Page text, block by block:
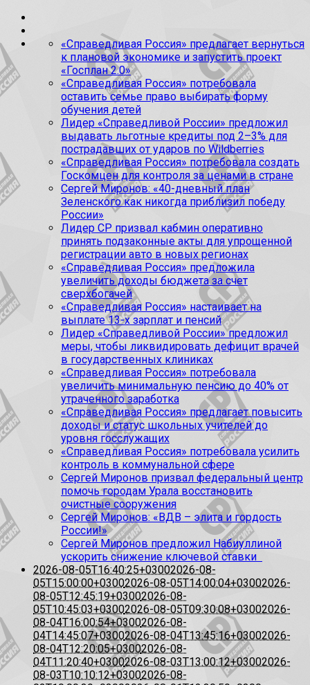
«Справедливая Россия» предлагает вернуться
к плановой экономике и запустить проект
«Госплан 2.0»
«Справедливая Россия» потребовала
оставить семье право выбирать форму
обучения детей
Лидер «Справедливой России» предложил
выдавать льготные кредиты под 2–3% для
пострадавших от ударов по Wildberries
«Справедливая Россия» потребовала создать
Госкомцен для контроля за ценами в стране
Сергей Миронов: «40-дневный план
Зеленского как никогда приблизил победу
России»
Лидер СР призвал кабмин оперативно
принять подзаконные акты для упрощенной
регистрации авто в новых регионах
«Справедливая Россия» предложила
увеличить доходы бюджета за счет
сверхбогачей
«Справедливая Россия» настаивает на
выплате 13-х зарплат и пенсий
Лидер «Справедливой России» предложил
меры, чтобы ликвидировать дефицит врачей
в государственных клиниках
«Справедливая Россия» потребовала
увеличить минимальную пенсию до 40% от
утраченного заработка
«Справедливая Россия» предлагает повысить
доходы и статус школьных учителей до
уровня госслужащих
«Справедливая Россия» потребовала усилить
контроль в коммунальной сфере
Сергей Миронов призвал федеральный центр
помочь городам Урала восстановить
очистные сооружения
Сергей Миронов: «ВДВ – элита и гордость
России!»
Сергей Миронов предложил Набиуллиной
ускорить снижение ключевой ставки
2026-08-05T16:40:25+03002026-08-
05T15:00:00+03002026-08-05T14:00:04+03002026-
08-05T12:45:19+03002026-08-
05T10:45:03+03002026-08-05T09:30:08+03002026-
08-04T16:00:54+03002026-08-
04T14:45:07+03002026-08-04T13:45:16+03002026-
08-04T12:20:05+03002026-08-
04T11:20:40+03002026-08-03T13:00:12+03002026-
08-03T10:10:12+03002026-08-